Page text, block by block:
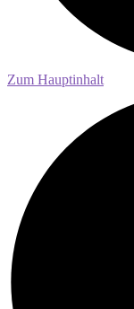
Zum Hauptinhalt